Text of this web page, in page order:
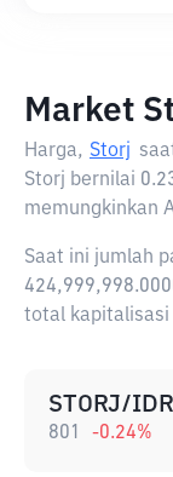
Market
Harga, Storj
Storj bernilai
memungkinkan
Saat ini jumlah
total kapitalisasi
STORJ/IDR
801 -0.24%